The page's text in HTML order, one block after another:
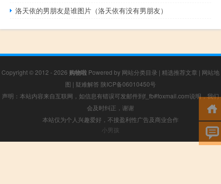
洛天依的男朋友是谁图片（洛天依有没有男朋友）
Copyright © 2012 - 2026 购物啦 Powered by 网站分类目录 | 精选推荐文章 | 网站地
图 | 疑难解答 陕ICP备06010450号
声明：本站内容来自互联网，如信息有错误可发邮件到f_fb#foxmail.com说明，我们
会及时纠正，谢谢
本站仅为个人兴趣爱好，不接盈利性广告及商业合作
小男孩